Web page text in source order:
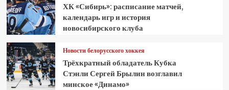
ХК «Сибирь»: расписание матчей,
календарь игр и история
новосибирского клуба
Новости белорусского хоккея
Трёхкратный обладатель Кубка
Стэнли Сергей Брылин возглавил
минское «Динамо»